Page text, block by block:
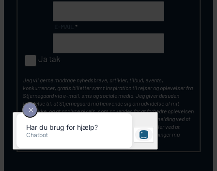
*
Ja tak
Jeg vil gerne modtage nyhedsbreve, artikler, tilbud, events,
konkurrencer, gratis billetter samt inspiration til rejser og oplevelser fra
Stjernegaard via e-mail, sms og sociale media. Jeg giver desuden
tilladelse til, at Stjernegaard må henvende sig om udvidelse af mit
samtykke, og at analyse pixels, som anvendes for at forbedre oplevelsen
af vores kommunikation. Du kan altid tilbagekalde din tilmelding ved at
klikke på ”Afmeld nyhedsbrev” nederst i nyhedsbrevet – eller ved at
kontakte Stjernegaards kundeservice. Mine personoplysninger må